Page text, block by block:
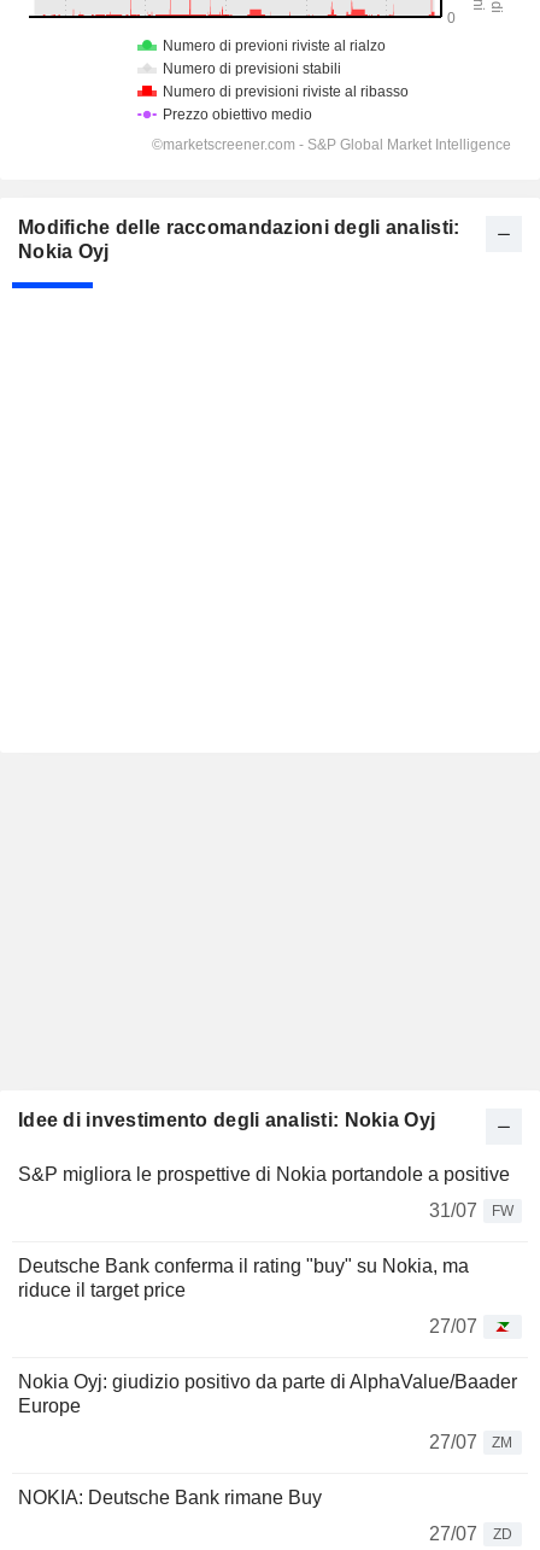
Modifiche delle raccomandazioni degli analisti:
Nokia Oyj
Idee di investimento degli analisti: Nokia Oyj
S&P migliora le prospettive di Nokia portandole a positive
31/07
FW
Deutsche Bank conferma il rating "buy" su Nokia, ma
riduce il target price
27/07
Nokia Oyj: giudizio positivo da parte di AlphaValue/Baader
Europe
27/07
ZM
NOKIA: Deutsche Bank rimane Buy
27/07
ZD